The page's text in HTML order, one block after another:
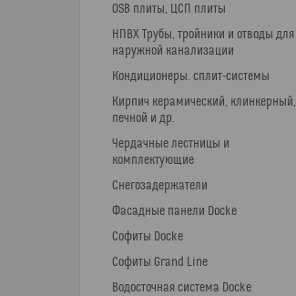
OSB плиты, ЦСП плиты
НПВХ Трубы, тройники и отводы для
наружной канализации
Кондиционеры. сплит-системы
Кирпич керамический, клинкерный,
печной и др.
Чердачные лестницы и
комплектующие
Снегозадержатели
Фасадные панели Docke
Софиты Docke
Софиты Grand Line
Водосточная система Docke